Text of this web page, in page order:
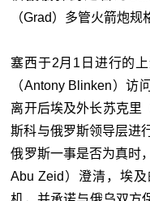
（Grad）多管火箭炮规
塞西于2月1日进行的
（Antony Blinken）访
离开后埃及外长苏克里
斯科与俄罗斯领导层进
俄罗斯一事是否为真时
Abu Zeid）澄清，埃